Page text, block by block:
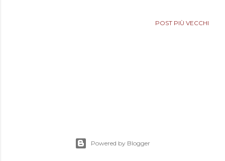
POST PIÙ VECCHI
Powered by Blogger